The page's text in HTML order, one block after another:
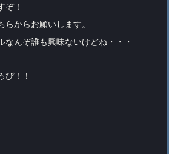
ぞ！
らからお願いします。
なんぞ誰も興味ないけどね・・・
ぴ！！